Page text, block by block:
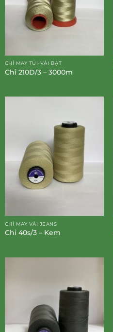
CHỈ MAY TÚI-VẢI BẠT
Chỉ 210D/3 – 3000m
CHỈ MAY VẢI JEANS
Chỉ 40s/3 – Kem